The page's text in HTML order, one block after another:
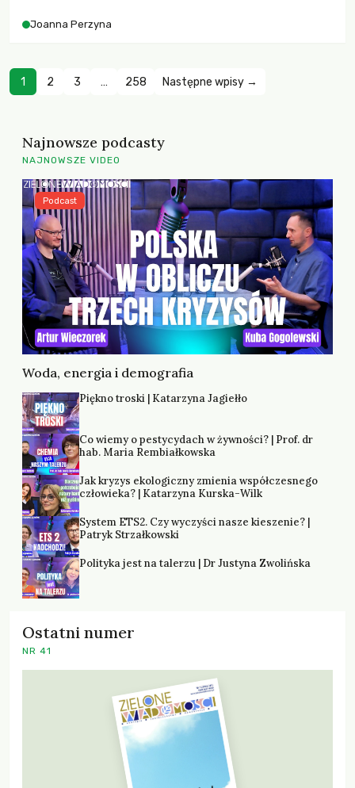
zachodzących zmian klimatycznych. Wymagać to będzie
Joanna Perzyna
1 2 3 … 258 Następne wpisy →
Najnowsze podcasty
NAJNOWSZE VIDEO
Woda, energia i demografia
Podcast
Piękno troski | Katarzyna Jagiełło
Co wiemy o pestycydach w żywności? | Prof. dr
hab. Maria Rembiałkowska
Jak kryzys ekologiczny zmienia współczesnego
człowieka? | Katarzyna Kurska-Wilk
System ETS2. Czy wyczyści nasze kieszenie? |
Patryk Strzałkowski
Polityka jest na talerzu | Dr Justyna Zwolińska
Ostatni numer
NR 41